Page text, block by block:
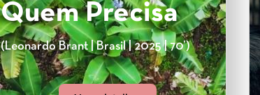
Quem Precisa
(Leonardo Brant | Brasil | 2025 | 70’)